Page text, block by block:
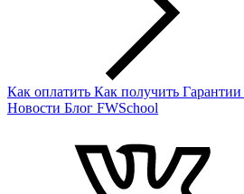
Как оплатить Как получить Гарантии
Новости Блог FWSchool